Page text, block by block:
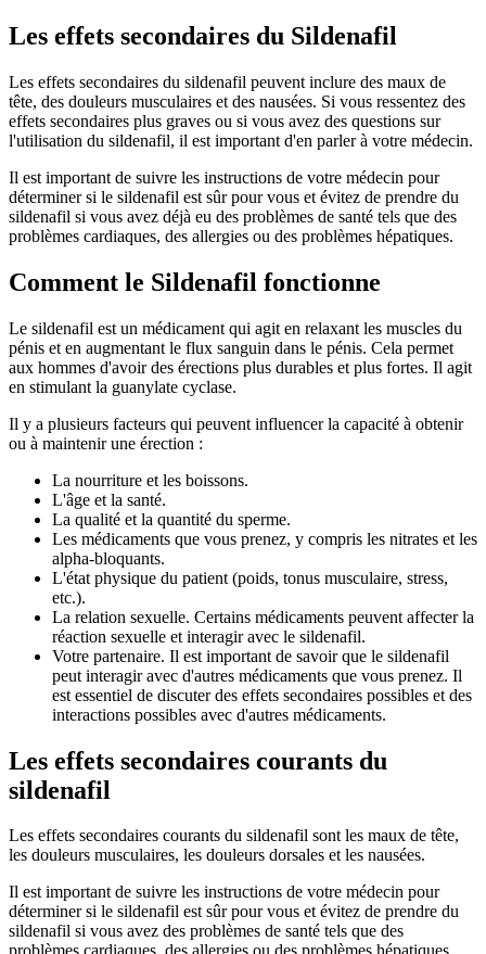
Les effets secondaires du Sildenafil
Les effets secondaires du sildenafil peuvent inclure des maux de
tête, des douleurs musculaires et des nausées. Si vous ressentez des
effets secondaires plus graves ou si vous avez des questions sur
l'utilisation du sildenafil, il est important d'en parler à votre médecin.
Il est important de suivre les instructions de votre médecin pour
déterminer si le sildenafil est sûr pour vous et évitez de prendre du
sildenafil si vous avez déjà eu des problèmes de santé tels que des
problèmes cardiaques, des allergies ou des problèmes hépatiques.
Comment le Sildenafil fonctionne
Le sildenafil est un médicament qui agit en relaxant les muscles du
pénis et en augmentant le flux sanguin dans le pénis. Cela permet
aux hommes d'avoir des érections plus durables et plus fortes. Il agit
en stimulant la guanylate cyclase.
Il y a plusieurs facteurs qui peuvent influencer la capacité à obtenir
ou à maintenir une érection :
La nourriture et les boissons.
L'âge et la santé.
La qualité et la quantité du sperme.
Les médicaments que vous prenez, y compris les nitrates et les
alpha-bloquants.
L'état physique du patient (poids, tonus musculaire, stress,
etc.).
La relation sexuelle. Certains médicaments peuvent affecter la
réaction sexuelle et interagir avec le sildenafil.
Votre partenaire. Il est important de savoir que le sildenafil
peut interagir avec d'autres médicaments que vous prenez. Il
est essentiel de discuter des effets secondaires possibles et des
interactions possibles avec d'autres médicaments.
Les effets secondaires courants du
sildenafil
Les effets secondaires courants du sildenafil sont les maux de tête,
les douleurs musculaires, les douleurs dorsales et les nausées.
Il est important de suivre les instructions de votre médecin pour
déterminer si le sildenafil est sûr pour vous et évitez de prendre du
sildenafil si vous avez des problèmes de santé tels que des